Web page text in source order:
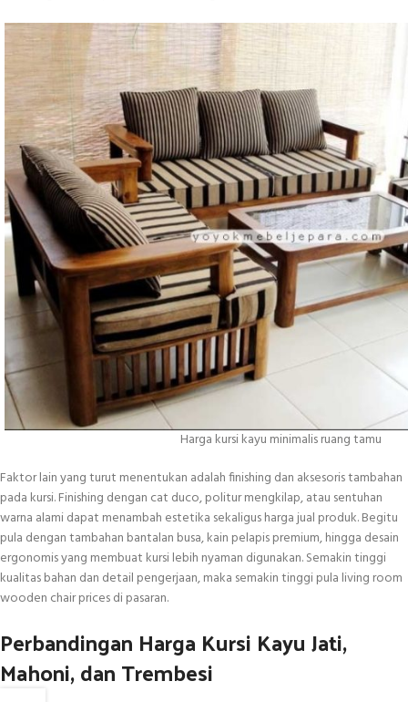
Harga kursi kayu minimalis ruang tamu
Faktor lain yang turut menentukan adalah finishing dan aksesoris tambahan
pada kursi. Finishing dengan cat duco, politur mengkilap, atau sentuhan
warna alami dapat menambah estetika sekaligus harga jual produk. Begitu
pula dengan tambahan bantalan busa, kain pelapis premium, hingga desain
ergonomis yang membuat kursi lebih nyaman digunakan. Semakin tinggi
kualitas bahan dan detail pengerjaan, maka semakin tinggi pula living room
wooden chair prices di pasaran.
Perbandingan Harga Kursi Kayu Jati,
Mahoni, dan Trembesi